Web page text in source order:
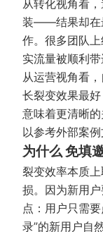
从转化视角看
装——结果却在
作。很多团队
实流量被顺利带
从运营视角看
长裂变效果最
意味着更清晰
以参考外部案
为什么 免填
裂变效率本质
损。因为新用
点：用户只需
录”的新用户自